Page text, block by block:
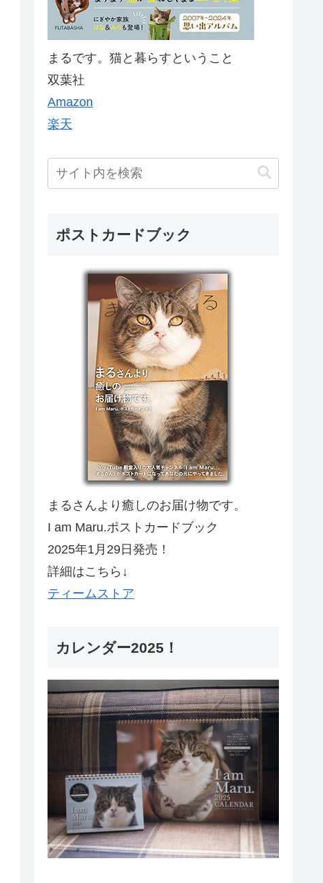
まるです。猫と暮らすということ
双葉社
Amazon
楽天
ポストカードブック
まるさんより癒しのお届け物です。
I am Maru.ポストカードブック
2025年1月29日発売！
詳細はこちら↓
ティームストア
カレンダー2025！